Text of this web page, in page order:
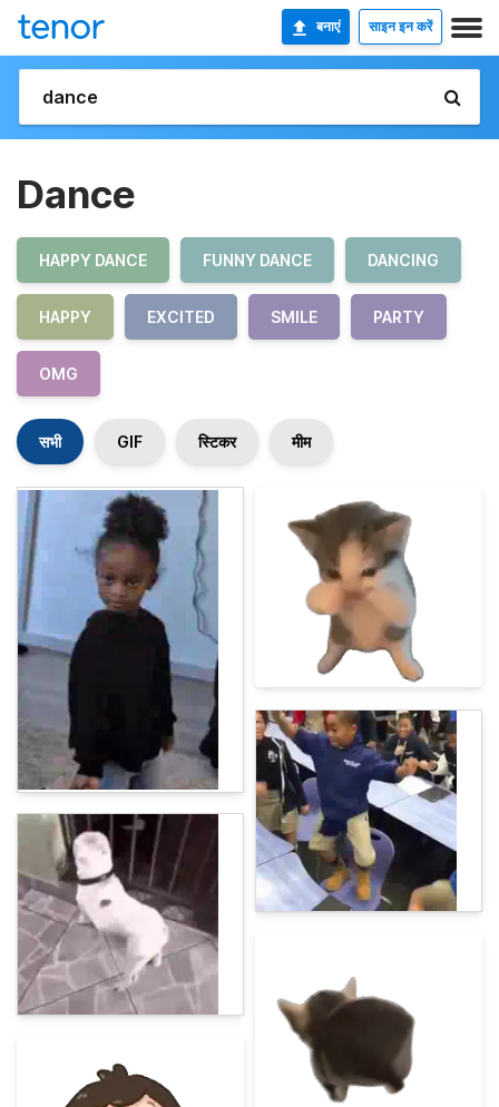
बनाएं साइन इन करें
Dance
HAPPY DANCE FUNNY DANCE DANCING
HAPPY EXCITED SMILE PARTY
OMG
सभी GIF स्टिकर मीम